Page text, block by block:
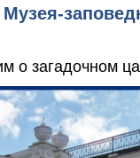
Музея-
о загадочном